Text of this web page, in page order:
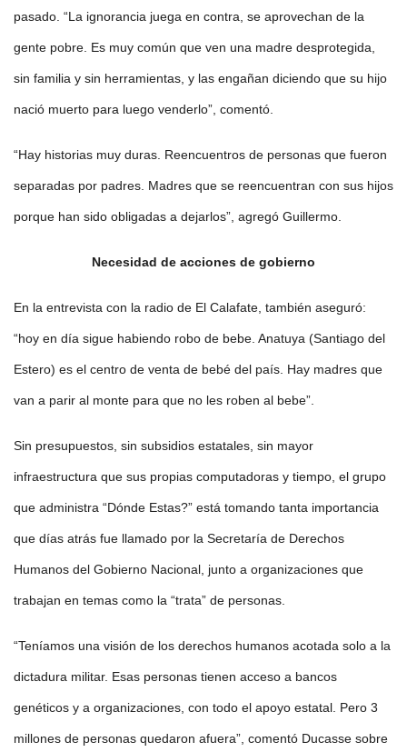
pasado. “La ignorancia juega en contra, se aprovechan de la
gente pobre. Es muy común que ven una madre desprotegida,
sin familia y sin herramientas, y las engañan diciendo que su hijo
nació muerto para luego venderlo”, comentó.
“Hay historias muy duras. Reencuentros de personas que fueron
separadas por padres. Madres que se reencuentran con sus hijos
porque han sido obligadas a dejarlos”, agregó Guillermo.
Necesidad de acciones de gobierno
En la entrevista con la radio de El Calafate, también aseguró:
“hoy en día sigue habiendo robo de bebe. Anatuya (Santiago del
Estero) es el centro de venta de bebé del país. Hay madres que
van a parir al monte para que no les roben al bebe”.
Sin presupuestos, sin subsidios estatales, sin mayor
infraestructura que sus propias computadoras y tiempo, el grupo
que administra “Dónde Estas?” está tomando tanta importancia
que días atrás fue llamado por la Secretaría de Derechos
Humanos del Gobierno Nacional, junto a organizaciones que
trabajan en temas como la “trata” de personas.
“Teníamos una visión de los derechos humanos acotada solo a la
dictadura militar. Esas personas tienen acceso a bancos
genéticos y a organizaciones, con todo el apoyo estatal. Pero 3
millones de personas quedaron afuera”, comentó Ducasse sobre